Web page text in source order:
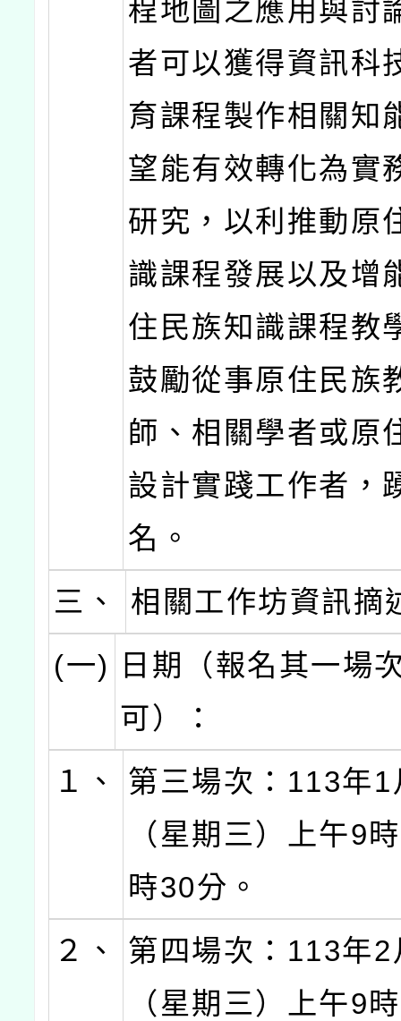
程地圖之應用與討
者可以獲得資訊科
育課程製作相關知
望能有效轉化為實
研究，以利推動原
識課程發展以及增
住民族知識課程教
鼓勵從事原住民族
師、相關學者或原
設計實踐工作者，
名。
三、
相關工作坊資訊摘
(一)
日期（報名其一場
可）：
１、
第三場次：113年
（星期三）上午9
時30分。
２、
第四場次：113年
（星期三）上午9